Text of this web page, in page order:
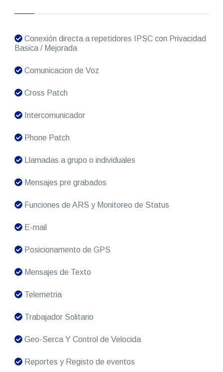
Conexión directa a repetidores IPSC con Privacidad
Basica / Mejorada
Comunicacion de Voz
Cross Patch
Intercomunicador
Phone Patch
Llamadas a grupo o individuales
Mensajes pre grabados
Funciones de ARS y Monitoreo de Status
E-mail
Posicionamento de GPS
Mensajes de Texto
Telemetria
Trabajador Solitario
Geo-Serca Y Control de Velocida
Reportes y Registo de eventos